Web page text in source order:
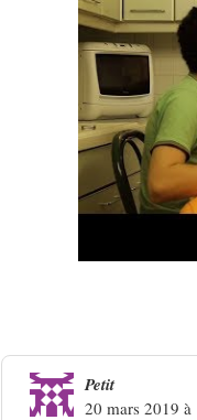
Petit
20 mars 2019